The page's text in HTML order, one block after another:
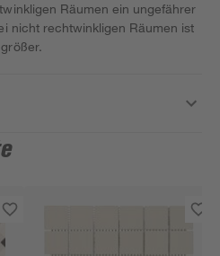
Räumen ein ungefährer
nicht rechtwinkligen Räumen ist